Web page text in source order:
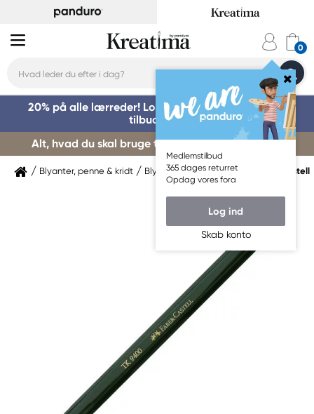
Medlemstilbud
365 dages returret
Opdag vores fora
Log ind
Skab konto
20% på alle lærreder! Log på for at benytte dig af
tilbuddet »
Alt, hvad du skal bruge til kursusstart – køb her »
Blyanter, penne & kridt Blyanter & grafitpenne Faber-Castell